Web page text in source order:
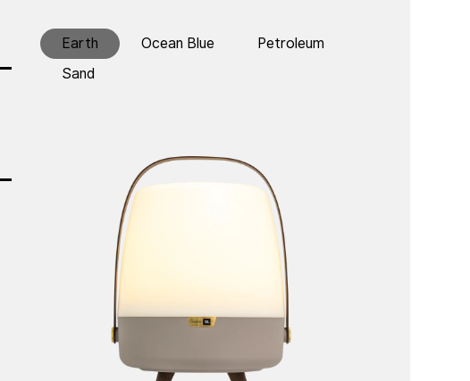
Earth Ocean Blue
Petroleum
Sand